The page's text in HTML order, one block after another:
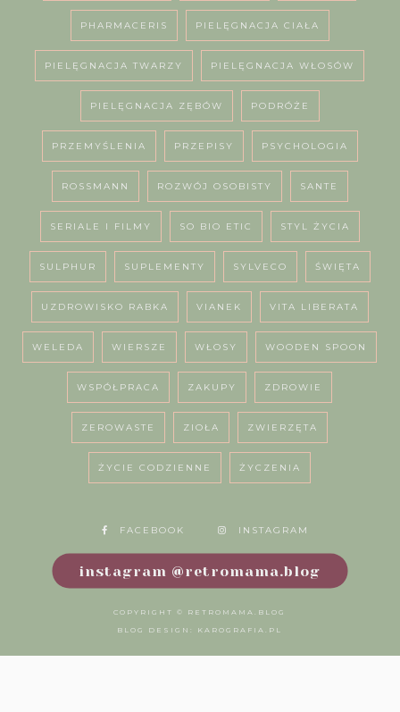
PHARMACERIS PIELĘGNACJA CIAŁA
PIELĘGNACJA TWARZY PIELĘGNACJA WŁOSÓW
PIELĘGNACJA ZĘBÓW PODRÓŻE
PRZEMYŚLENIA PRZEPISY PSYCHOLOGIA
ROSSMANN ROZWÓJ OSOBISTY SANTE
SERIALE I FILMY SO BIO ETIC STYL ŻYCIA
SULPHUR SUPLEMENTY SYLVECO ŚWIĘTA
UZDROWISKO RABKA VIANEK VITA LIBERATA
WELEDA WIERSZE WŁOSY WOODEN SPOON
WSPÓŁPRACA ZAKUPY ZDROWIE
ZEROWASTE ZIOŁA ZWIERZĘTA
ŻYCIE CODZIENNE ŻYCZENIA
FACEBOOK INSTAGRAM
instagram @retromama.blog
COPYRIGHT © RETROMAMA.BLOG
BLOG DESIGN: KAROGRAFIA.PL